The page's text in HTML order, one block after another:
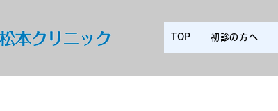
TOP 初診の方へ